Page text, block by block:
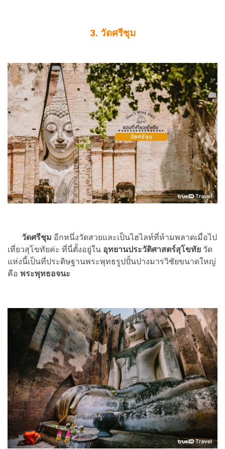
3. วัดศรีชุม
วัดศรีชุม อีกหนึ่งวัดสวยและเป็นไฮไลท์ที่ห้ามพลาดเมื่อไป
เที่ยวสุโขทัยค่ะ ที่นี่ตั้งอยู่ใน อุทยานประวัติศาสตร์สุโขทัย วัด
แห่งนี้เป็นที่ประดิษฐานพระพุทธรูปปั้นปางมารวิชัยขนาดใหญ่
คือ พระพุทธอจนะ